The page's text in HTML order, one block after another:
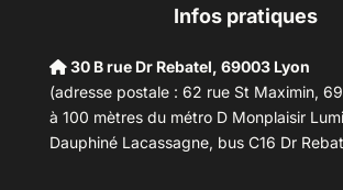
Infos pratiques
30 B rue Dr Rebatel, 69003 Lyon
(adresse postale : 62 rue St Maximin,
à 100 mètres du métro D Monplaisir
Dauphiné Lacassagne, bus C16 Dr